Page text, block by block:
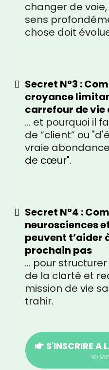
changer de
sens
chose doit
Secret N°3 :
croyance
carrefour de vie
… et pourquoi il
de “client” ou
vraie
de cœur".
Secret N°4 :
neurosciences
peuvent t’aider
prochain pas
… pour
de la clarté et
mission de vie
trahir.
S'INSCRIRE A
90